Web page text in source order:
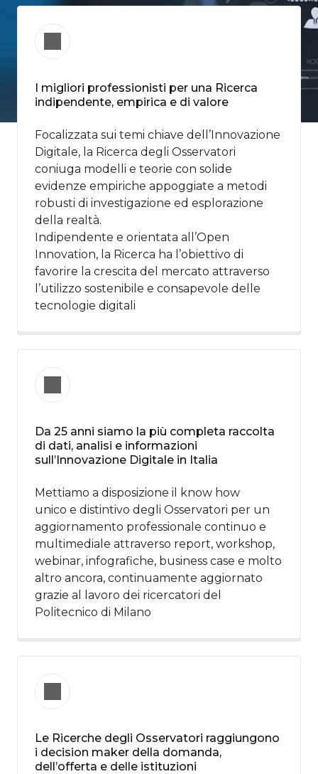
I migliori professionisti per una Ricerca
indipendente, empirica e di valore
Focalizzata sui temi chiave dell’Innovazione
Digitale, la Ricerca degli Osservatori
coniuga modelli e teorie con solide
evidenze empiriche appoggiate a metodi
robusti di​ investigazione ed esplorazione
della realtà.
Indipendente e orientata all’Open
Innovation, la Ricerca ha l’obiettivo di
favorire la crescita del mercato attraverso
l’utilizzo sostenibile e consapevole delle
tecnologie digitali ​
Da 25 anni siamo la più completa raccolta
di dati, analisi e informazioni
sull’Innovazione Digitale in Italia​
Mettiamo a disposizione il know how​
unico e distintivo degli Osservatori per un
aggiornamento professionale continuo e
multimediale attraverso report, workshop,
webinar, infografiche, business case e molto
altro ancora, continuamente aggiornato
grazie al lavoro dei ricercatori del
Politecnico di Milano​
Le Ricerche degli Osservatori raggiungono
i decision maker della domanda,
dell’offerta e delle istituzioni​